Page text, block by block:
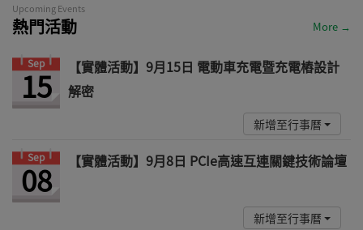
Upcoming Events
熱門活動 More →
Sep
15
【實體活動】9月15日 電動車充電暨充電樁設計
解密
新增至行事曆
Sep
08 【實體活動】9月8日 PCIe高速互連關鍵技術論壇
新增至行事曆